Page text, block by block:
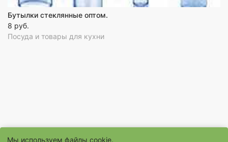
Бутылки стеклянные оптом.
8 руб.
Посуда и товары для кухни
Мы используем файлы cookie.